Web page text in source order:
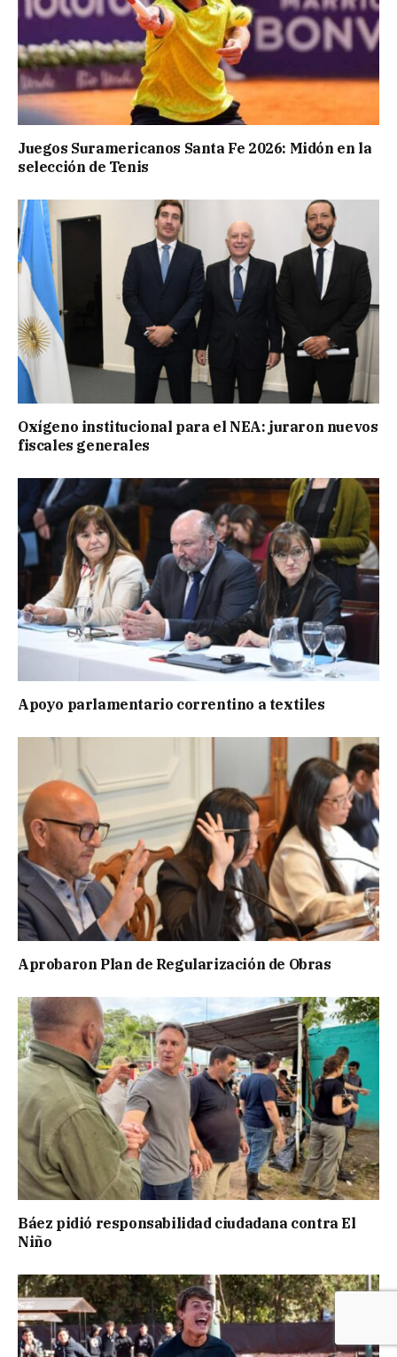
Juegos Suramericanos Santa Fe 2026: Midón en la
selección de Tenis
Oxígeno institucional para el NEA: juraron nuevos
fiscales generales
Apoyo parlamentario correntino a textiles
Aprobaron Plan de Regularización de Obras
Báez pidió responsabilidad ciudadana contra El
Niño